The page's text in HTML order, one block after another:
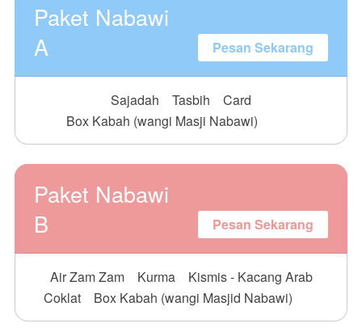
Paket Nabawi
A
Pesan Sekarang
Sajadah Tasbih
Card
Box Kabah (wangi Masji Nabawi)
Paket Nabawi
B
Pesan Sekarang
Air Zam Zam Kurma
Kismis - Kacang Arab
Coklat
Box Kabah (wangi Masjid Nabawi)